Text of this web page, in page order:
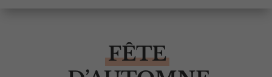
FÊTE